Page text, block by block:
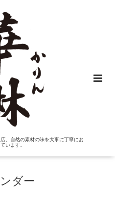
。自然の素材の味を大事に丁寧にお
います。
ダー